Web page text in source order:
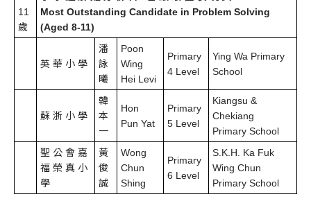
11
歲
Most Outstanding Candidate in Problem Solving
(Aged 8-11)
英 華 小 學
潘
詠
曦
Poon
Wing
Hei Levi
Primary
4 Level
Ying Wa Primary
School
蘇 浙 小 學
韓
本
一
Hon
Pun Yat
Primary
5 Level
Kiangsu &
Chekiang
Primary School
聖 公 會 嘉
福 榮 真 小
學
黃
俊
誠
Wong
Chun
Shing
Primary
6 Level
S.K.H. Ka Fuk
Wing Chun
Primary School